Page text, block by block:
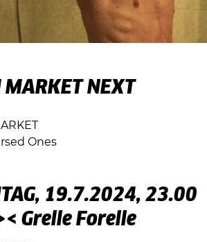
MARKET NEXT
Ones
19.7.2024, 23.00
Grelle Forelle